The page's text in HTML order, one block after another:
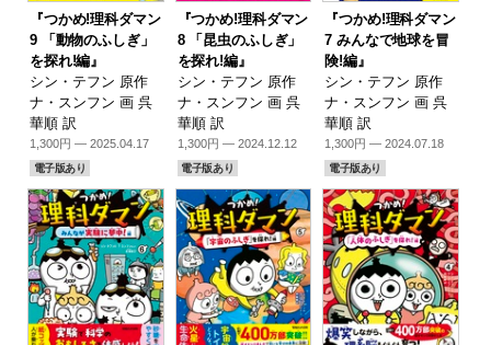
『つかめ!理科ダマン
9 「動物のふしぎ」
を探れ!編』
シン・テフン 原作
ナ・スンフン 画 呉
華順 訳
1,300円 — 2025.04.17
電子版あり
『つかめ!理科ダマン
8 「昆虫のふしぎ」
を探れ!編』
シン・テフン 原作
ナ・スンフン 画 呉
華順 訳
1,300円 — 2024.12.12
電子版あり
『つかめ!理科ダマン
7 みんなで地球を冒
険!編』
シン・テフン 原作
ナ・スンフン 画 呉
華順 訳
1,300円 — 2024.07.18
電子版あり